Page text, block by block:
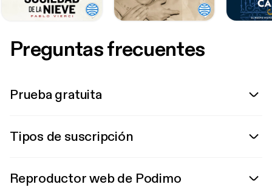
Preguntas frecuentes
Prueba gratuita
Tipos de suscripción
Reproductor web de Podimo